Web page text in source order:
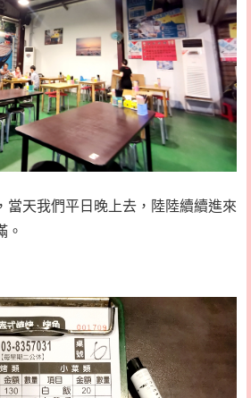
當天我們平日晚上去，陸陸續續進來
。